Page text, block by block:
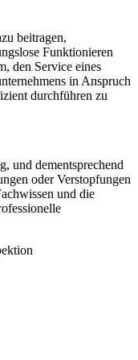
beitragen,
Funktionieren
den Service eines
in Anspruch
durchführen zu
und dementsprechend
oder Verstopfungen
und die